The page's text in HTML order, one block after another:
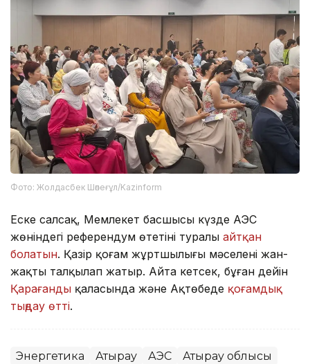
Фото: Жолдасбек Шөпеғұл/Kazinform
Еске салсақ, Мемлекет басшысы күзде АЭС
жөніндегі референдум өтетіні туралы айтқан
болатын. Қазір қоғам жұртшылығы мәселені жан-
жақты талқылап жатыр. Айта кетсек, бұған дейін
Қарағанды қаласында және Ақтөбеде қоғамдық
тыңдау өтті.
Энергетика Атырау АЭС Атырау облысы